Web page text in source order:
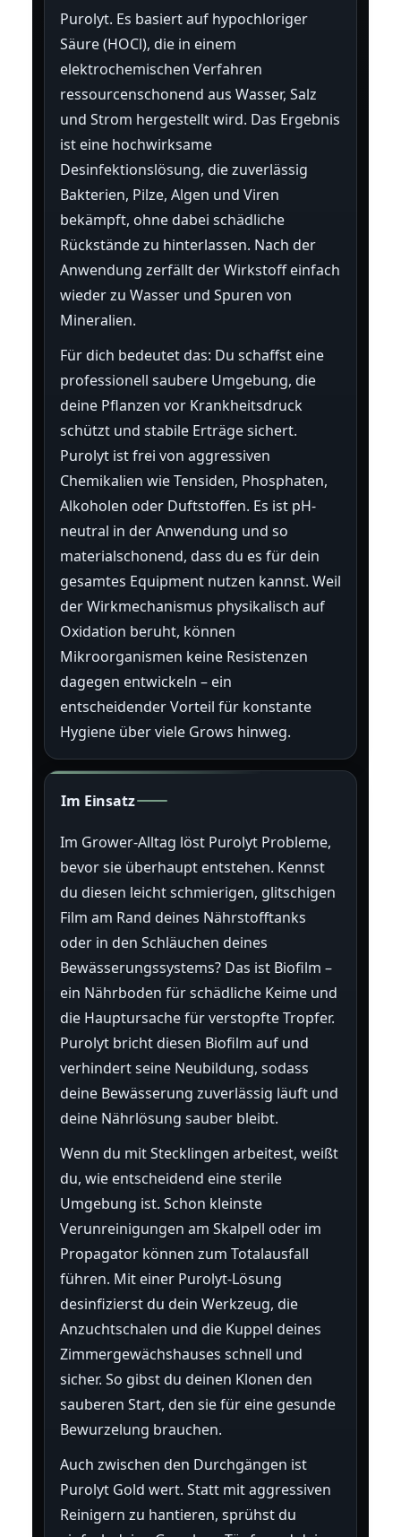
Purolyt. Es basiert auf hypochloriger
Säure (HOCl), die in einem
elektrochemischen Verfahren
ressourcenschonend aus Wasser, Salz
und Strom hergestellt wird. Das Ergebnis
ist eine hochwirksame
Desinfektionslösung, die zuverlässig
Bakterien, Pilze, Algen und Viren
bekämpft, ohne dabei schädliche
Rückstände zu hinterlassen. Nach der
Anwendung zerfällt der Wirkstoff einfach
wieder zu Wasser und Spuren von
Mineralien.
Für dich bedeutet das: Du schaffst eine
professionell saubere Umgebung, die
deine Pflanzen vor Krankheitsdruck
schützt und stabile Erträge sichert.
Purolyt ist frei von aggressiven
Chemikalien wie Tensiden, Phosphaten,
Alkoholen oder Duftstoffen. Es ist pH-
neutral in der Anwendung und so
materialschonend, dass du es für dein
gesamtes Equipment nutzen kannst. Weil
der Wirkmechanismus physikalisch auf
Oxidation beruht, können
Mikroorganismen keine Resistenzen
dagegen entwickeln – ein
entscheidender Vorteil für konstante
Hygiene über viele Grows hinweg.
Im Einsatz
Im Grower-Alltag löst Purolyt Probleme,
bevor sie überhaupt entstehen. Kennst
du diesen leicht schmierigen, glitschigen
Film am Rand deines Nährstofftanks
oder in den Schläuchen deines
Bewässerungssystems? Das ist Biofilm –
ein Nährboden für schädliche Keime und
die Hauptursache für verstopfte Tropfer.
Purolyt bricht diesen Biofilm auf und
verhindert seine Neubildung, sodass
deine Bewässerung zuverlässig läuft und
deine Nährlösung sauber bleibt.
Wenn du mit Stecklingen arbeitest, weißt
du, wie entscheidend eine sterile
Umgebung ist. Schon kleinste
Verunreinigungen am Skalpell oder im
Propagator können zum Totalausfall
führen. Mit einer Purolyt-Lösung
desinfizierst du dein Werkzeug, die
Anzuchtschalen und die Kuppel deines
Zimmergewächshauses schnell und
sicher. So gibst du deinen Klonen den
sauberen Start, den sie für eine gesunde
Bewurzelung brauchen.
Auch zwischen den Durchgängen ist
Purolyt Gold wert. Statt mit aggressiven
Reinigern zu hantieren, sprühst du